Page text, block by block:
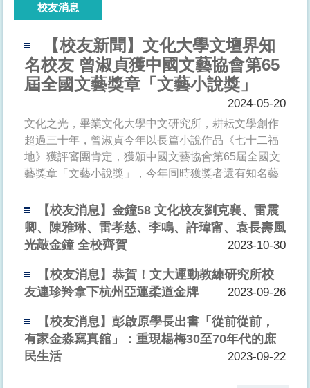
校友消息
【校友新聞】文化大學文壇界知
名校友 曾淑貞獲中國文藝協會第65
屆全國文藝獎章「文藝小說獎」
2024-05-20
文化之光，畢業文化大學中文研究所，耕耘文學創作
超過三十年，曾淑貞今年以長篇小說作品《七十二福
地》獲評審團肯定，獲頒中國文藝協會第65屆全國文
藝獎章「文藝小說獎」，今年同時獲獎者還有知名藝
人。
...
【校友消息】金鐘58 文化校友劉克襄、雷震
卿、陳雅琳、雷孝慈、李鳴、許瑋甯、袁長壽風
光敲金鐘 全校齊賀
2023-10-30
【校友消息】恭賀！文大運動教練研究所校
友連珍羚拿下杭州亞運柔道金牌
2023-09-26
【校友消息】彭啟原學長出書「從前從前，
有家金淼寫真舘」：重現楊梅30至70年代的庶
民生活
2023-09-22